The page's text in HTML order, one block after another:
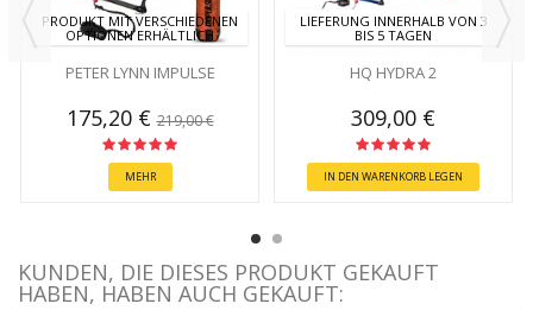
PRODUKT MIT VERSCHIEDENEN
OPTIONEN ERHÄLTLICH
PETER LYNN IMPULSE
175,20 €219,00 €
MEHR
LIEFERUNG INNERHALB VON 3
BIS 5 TAGEN
HQ HYDRA 2
309,00 €
IN DEN WARENKORB LEGEN
KUNDEN, DIE DIESES PRODUKT GEKAUFT
HABEN, HABEN AUCH GEKAUFT: